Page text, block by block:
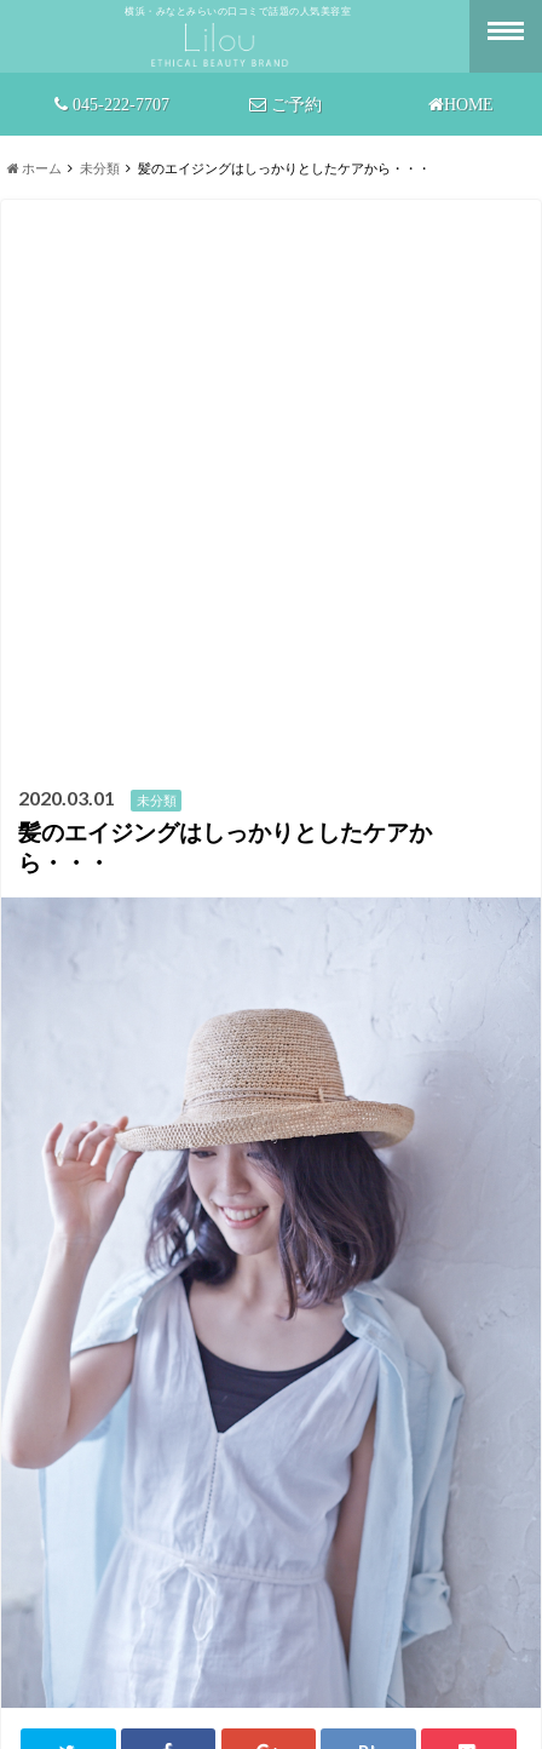
横浜・みなとみらいの口コミで話題の人気美容室
HOME
ご予約
045-222-7707
ホーム 未分類 髪のエイジングはしっかりとしたケアから・・・
2020.03.01 未分類
髪のエイジングはしっかりとしたケアか
ら・・・